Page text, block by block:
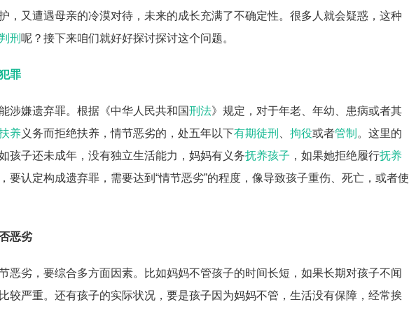
，又遭遇母亲的冷漠对待，未来的成长充满了不确定性。很多人就会疑惑，这种
判刑 呢？接下来咱们就好好探讨探讨这个问题。
罪
涉嫌遗弃罪。根据《中华人民共和国刑法》规定，对于年老、年幼、患病或者其
养义务而拒绝扶养，情节恶劣的，处五年以下有期徒刑 拘役或者管制 。这里的
孩子还未成年，没有独立生活能力，妈妈有义务抚养孩子 ，如果她拒绝履行抚养
要认定构成遗弃罪，需要达到“情节恶劣”的程度，像导致孩子重伤、死亡，或者使
恶劣
恶劣，要综合多方面因素。比如妈妈不管孩子的时间长短，如果长期对孩子不闻
较严重。还有孩子的实际状况，要是孩子因为妈妈不管，生活没有保障，经常挨